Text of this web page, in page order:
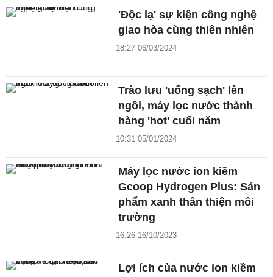
'Độc lạ' sự kiện công nghệ
giao hòa cùng thiên nhiên
18:27 06/03/2024
Trào lưu 'uống sạch' lên
ngôi, máy lọc nước thành
hàng 'hot' cuối năm
10:31 05/01/2024
Máy lọc nước ion kiềm
Gcoop Hydrogen Plus: Sản
phẩm xanh thân thiện môi
trường
16:26 16/10/2023
Lợi ích của nước ion kiềm